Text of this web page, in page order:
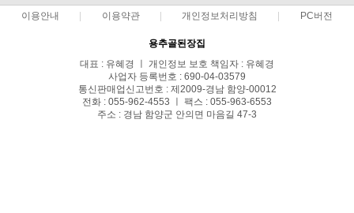
이용안내 이용약관 개인정보처리방침 PC버전
용추골된장집
대표 : 유혜경 ㅣ 개인정보 보호 책임자 : 유혜경
사업자 등록번호 : 690-04-03579
통신판매업신고번호 : 제2009-경남 함양-00012
전화 : 055-962-4553 ㅣ 팩스 : 055-963-6553
주소 : 경남 함양군 안의면 마음길 47-3